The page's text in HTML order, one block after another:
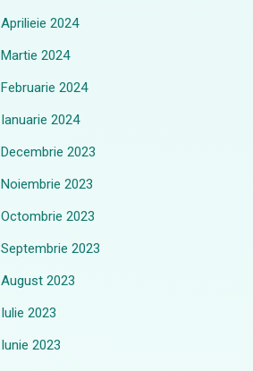
Aprilieie 2024
Martie 2024
Februarie 2024
Ianuarie 2024
Decembrie 2023
Noiembrie 2023
Octombrie 2023
Septembrie 2023
August 2023
Iulie 2023
Iunie 2023